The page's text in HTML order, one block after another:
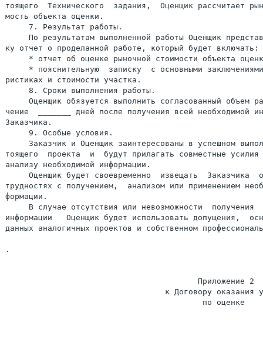
тоящего  Технического  задания,  Оценщик рассчитает
мость объекта оценки.
     7. Результат работы.
По результатам выполненной работы Оценщик
ку отчет о проделанной работе, который будет включать:
* отчет об оценке рыночной стоимости объекта
* пояснительную  записку  с основными
ристиках и стоимости участка.
     8. Сроки выполнения работы.
Оценщик обязуется выполнить согласованный объем
чение  _______ дней после получения всей необходимой
Заказчика.
     9. Особые условия.
Заказчик и Оценщик заинтересованы в успешном
тоящего  проекта  и  будут прилагать совместные
анализу необходимой информации.
Оценщик будет своевременно  извещать  Заказчика
трудностях с получением,  анализом или применением
формации.
В случае отсутствия или невозможности  получения
информации   Оценщик будет использовать допущения,
данных аналогичных проектов и собственном
.
                                         Приложение 2
к Договору оказания
                                          по оценке